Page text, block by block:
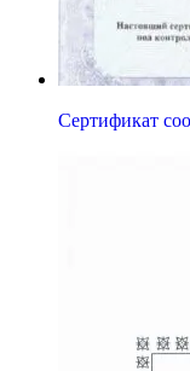
Сертификат